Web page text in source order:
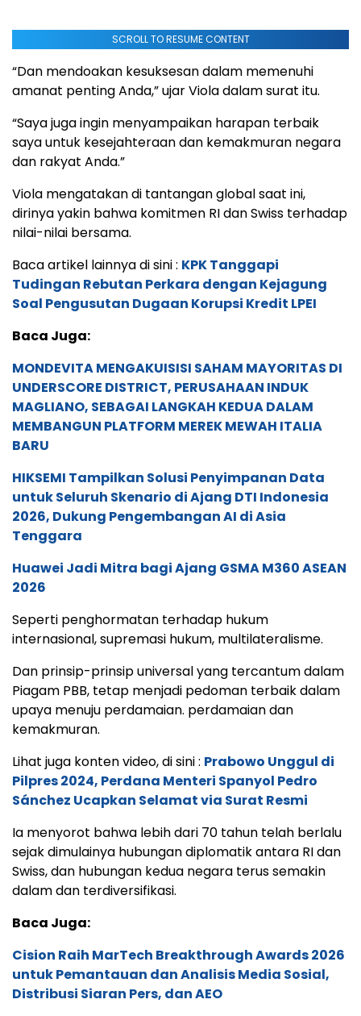
SCROLL TO RESUME CONTENT
“Dan mendoakan kesuksesan dalam memenuhi
amanat penting Anda,” ujar Viola dalam surat itu.
“Saya juga ingin menyampaikan harapan terbaik
saya untuk kesejahteraan dan kemakmuran negara
dan rakyat Anda.”
Viola mengatakan di tantangan global saat ini,
dirinya yakin bahwa komitmen RI dan Swiss terhadap
nilai-nilai bersama.
Baca artikel lainnya di sini : KPK Tanggapi
Tudingan Rebutan Perkara dengan Kejagung
Soal Pengusutan Dugaan Korupsi Kredit LPEI
Baca Juga:
MONDEVITA MENGAKUISISI SAHAM MAYORITAS DI
UNDERSCORE DISTRICT, PERUSAHAAN INDUK
MAGLIANO, SEBAGAI LANGKAH KEDUA DALAM
MEMBANGUN PLATFORM MEREK MEWAH ITALIA
BARU
HIKSEMI Tampilkan Solusi Penyimpanan Data
untuk Seluruh Skenario di Ajang DTI Indonesia
2026, Dukung Pengembangan AI di Asia
Tenggara
Huawei Jadi Mitra bagi Ajang GSMA M360 ASEAN
2026
Seperti penghormatan terhadap hukum
internasional, supremasi hukum, multilateralisme.
Dan prinsip-prinsip universal yang tercantum dalam
Piagam PBB, tetap menjadi pedoman terbaik dalam
upaya menuju perdamaian. perdamaian dan
kemakmuran.
Lihat juga konten video, di sini : Prabowo Unggul di
Pilpres 2024, Perdana Menteri Spanyol Pedro
Sánchez Ucapkan Selamat via Surat Resmi
Ia menyorot bahwa lebih dari 70 tahun telah berlalu
sejak dimulainya hubungan diplomatik antara RI dan
Swiss, dan hubungan kedua negara terus semakin
dalam dan terdiversifikasi.
Baca Juga:
Cision Raih MarTech Breakthrough Awards 2026
untuk Pemantauan dan Analisis Media Sosial,
Distribusi Siaran Pers, dan AEO